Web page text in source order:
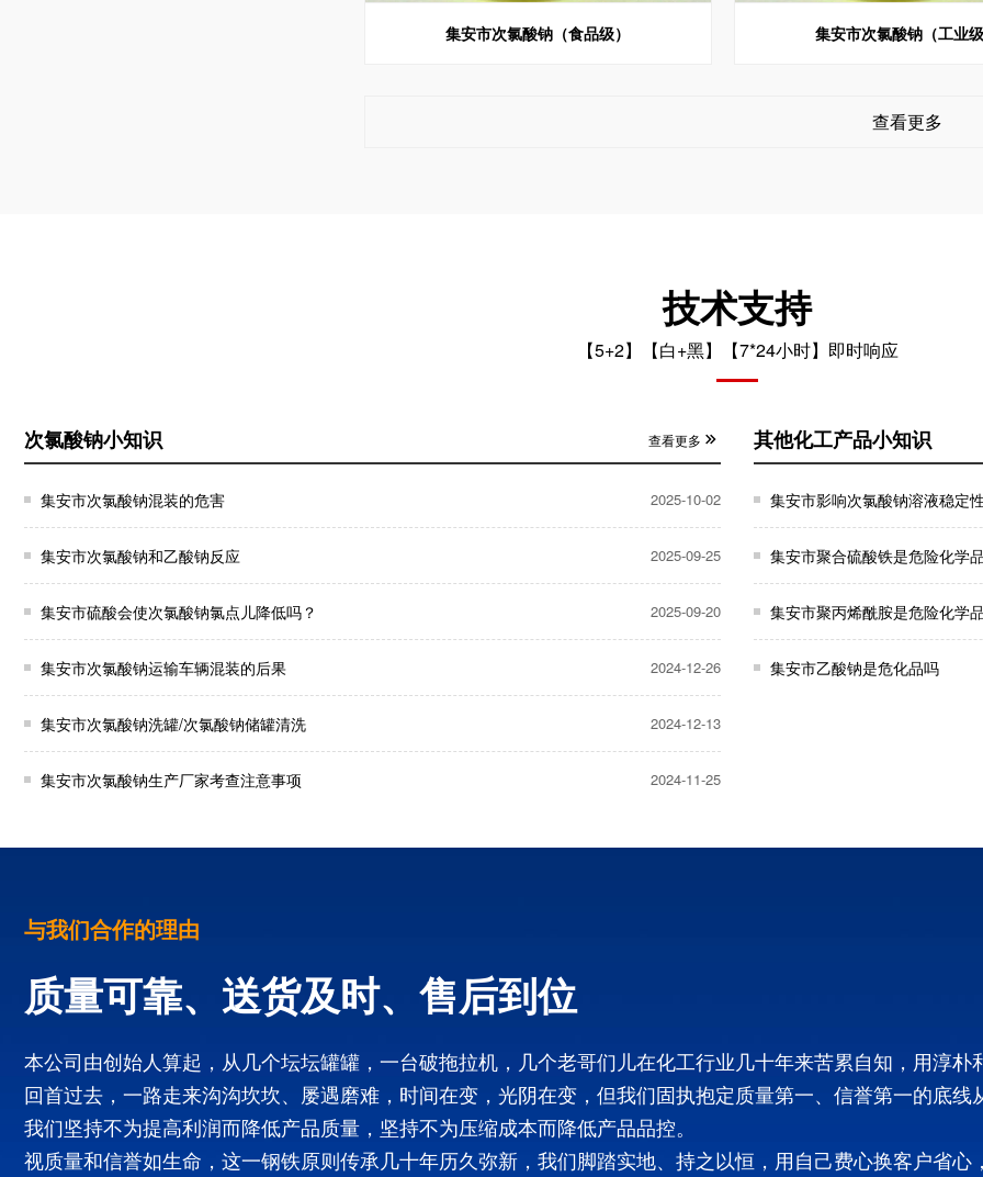
集安市次氯酸钠（食品级） 集安市次氯酸钠（工业
查看更多
技术支持
【5+2】【白+黑】【7*24小时】即时响应
次氯酸钠小知识 查看更多
集安市次氯酸钠混装的危害 2025-10-02
集安市次氯酸钠和乙酸钠反应 2025-09-25
集安市硫酸会使次氯酸钠氯点儿降低吗？ 2025-09-20
集安市次氯酸钠运输车辆混装的后果 2024-12-26
集安市次氯酸钠洗罐/次氯酸钠储罐清洗 2024-12-13
集安市次氯酸钠生产厂家考查注意事项 2024-11-25
其他化工产品小知识
集安市影响次氯酸钠溶液稳定
集安市聚合硫酸铁是危险化学
集安市聚丙烯酰胺是危险化学
集安市乙酸钠是危化品吗
与我们合作的理由
质量可靠、送货及时、售后到位
本公司由创始人算起，从几个坛坛罐罐，一台破拖拉机，几个老哥们儿在化工行业几十年来苦累自知，用淳朴
回首过去，一路走来沟沟坎坎、屡遇磨难，时间在变，光阴在变，但我们固执抱定质量第一、信誉第一的底
我们坚持不为提高利润而降低产品质量，坚持不为压缩成本而降低产品品控。
视质量和信誉如生命，这一钢铁原则传承几十年历久弥新，我们脚踏实地、持之以恒，用自己费心换客户省